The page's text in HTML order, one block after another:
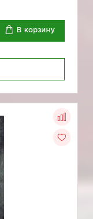
В корзину